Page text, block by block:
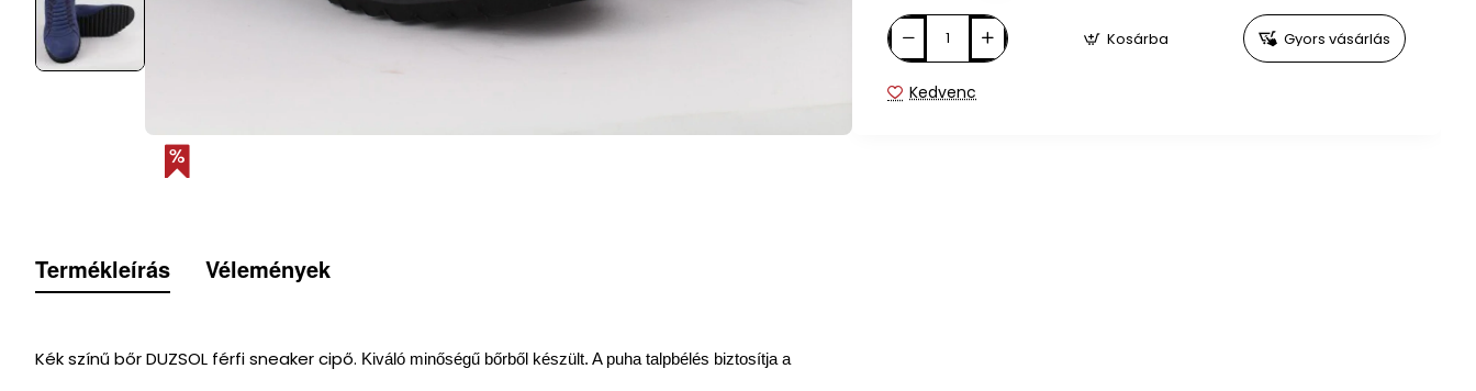
Kosárba Gyors vásárlás
Kedvenc
Termékleírás Vélemények
Kék színű bőr DUZSOL férfi sneaker cipő. Kiváló minőségű bőrből készült. A puha talpbélés biztosítja a